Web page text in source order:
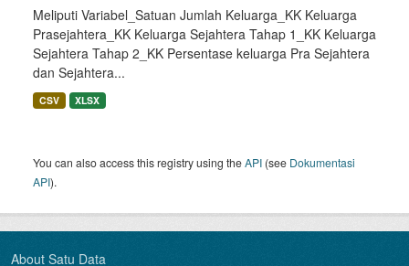
Meliputi Variabel_Satuan Jumlah Keluarga_KK Keluarga
Prasejahtera_KK Keluarga Sejahtera Tahap 1_KK Keluarga
Sejahtera Tahap 2_KK Persentase keluarga Pra Sejahtera
dan Sejahtera...
CSV XLSX
You can also access this registry using theAPI (see Dokumentasi
API).
About Satu Data